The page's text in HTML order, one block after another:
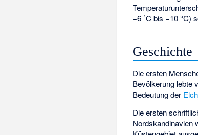
−6 ˚C bis −10 °C)
Geschichte
Die ersten
Bevölkerung lebte
Bedeutung der
Die ersten
Nordskandinavien